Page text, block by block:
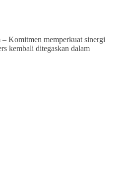
Komitmen memperkuat sinergi
kembali ditegaskan dalam